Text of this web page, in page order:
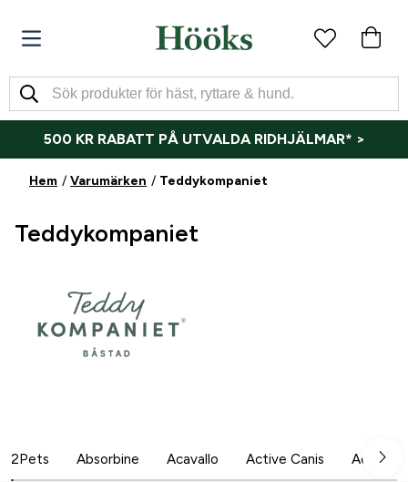
500 KR RABATT PÅ UTVALDA RIDHJÄLMAR* >
Hem Varumärken Teddykompaniet
Teddykompaniet
2Pets Absorbine Acavallo Active Canis Aesculap